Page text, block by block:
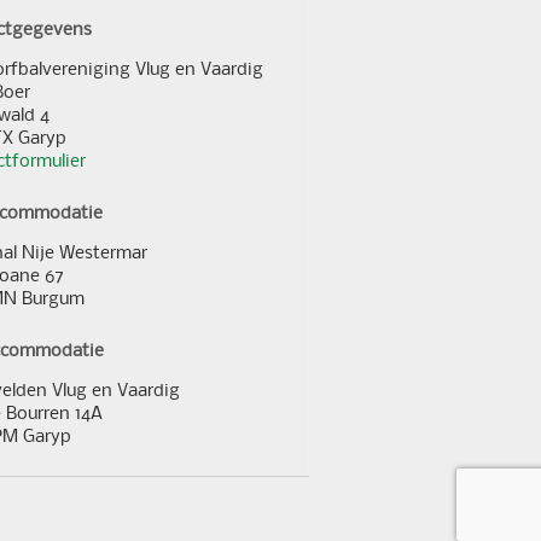
Vlug en Vaardig
4
Garyp
Nije Westermar
67
Burgum
Vlug en Vaardig
14A
Garyp